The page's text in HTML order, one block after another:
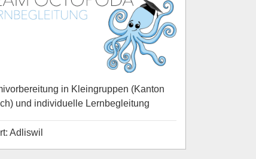
in Kleingruppen (Kanton
und individuelle Lernbegleitung
Adliswil